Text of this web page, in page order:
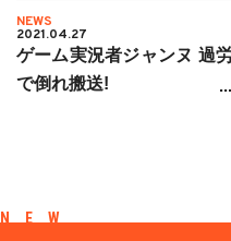
NEWS
2021.04.27
ゲーム実況者ジャンヌ 過
で倒れ搬送!